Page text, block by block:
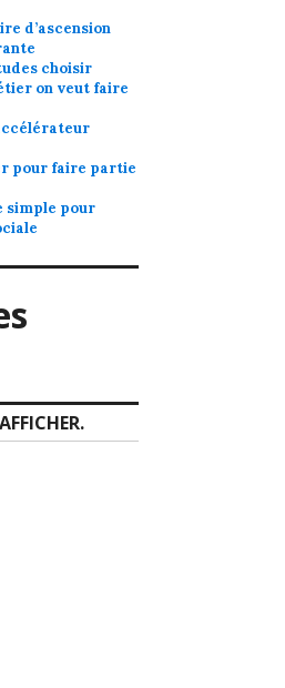
d’ascension
choisir
on veut faire
pour faire partie
simple pour